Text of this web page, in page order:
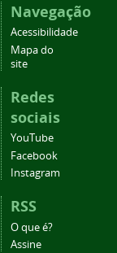
Navegação
Acessibilidade
Mapa do
site
Redes
sociais
YouTube
Facebook
Instagram
RSS
O que é?
Assine